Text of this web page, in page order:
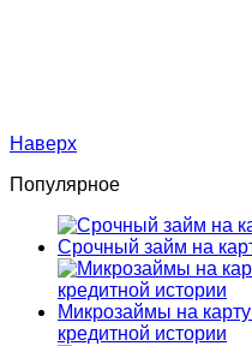
Наверх
Популярное
Срочный займ на
Микрозаймы на
кредитной истории